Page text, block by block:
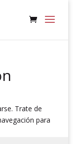
Trate de
para